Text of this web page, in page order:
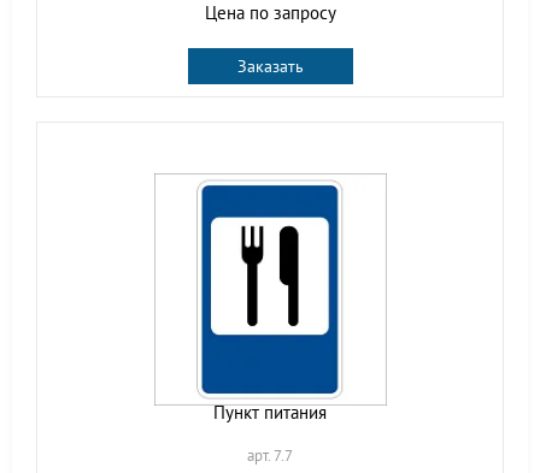
Цена по запросу
Заказать
Пункт питания
арт. 7.7